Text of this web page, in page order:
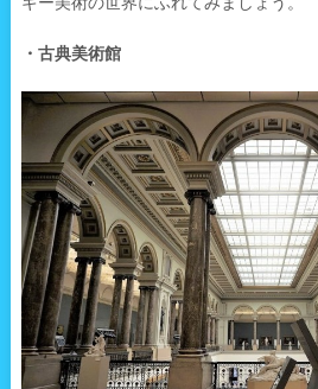
・古典美術館